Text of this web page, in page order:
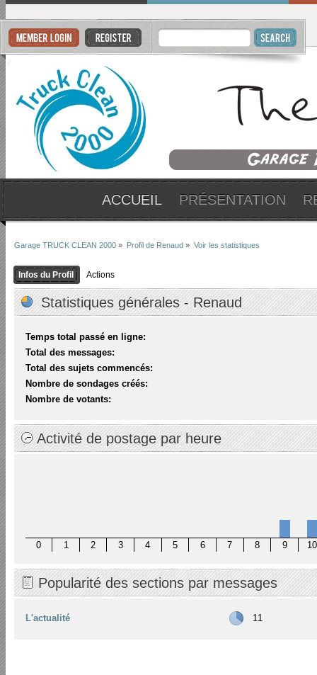
ACCUEIL PRÉSENTATION
Garage TRUCK CLEAN 2000 » Profil de Renaud » Voir les statistiques
Infos du Profil Actions
Statistiques générales - Renaud
Temps total passé en ligne:
Total des messages:
Total des sujets commencés:
Nombre de sondages créés:
Nombre de votants:
Activité de postage par heure
0 1 2 3 4 5 6 7 8 9 10
Popularité des sections par messages
L'actualité 11